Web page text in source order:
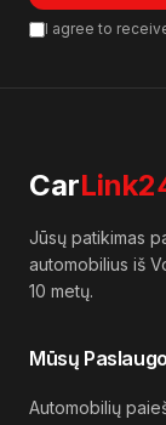
I agree to
Car
Jūsų patikimas
automobilius iš
10 metų.
Mūsų
Automobilių